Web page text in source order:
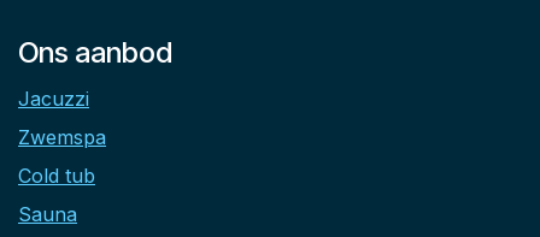
Ons aanbod
Jacuzzi
Zwemspa
Cold tub
Sauna